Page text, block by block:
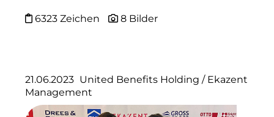
Die Werkbank IT
Einfach-sparsam.de
6323 Zeichen 8 Bilder
21.06.2023 United Benefits Holding / Ekazent
Management